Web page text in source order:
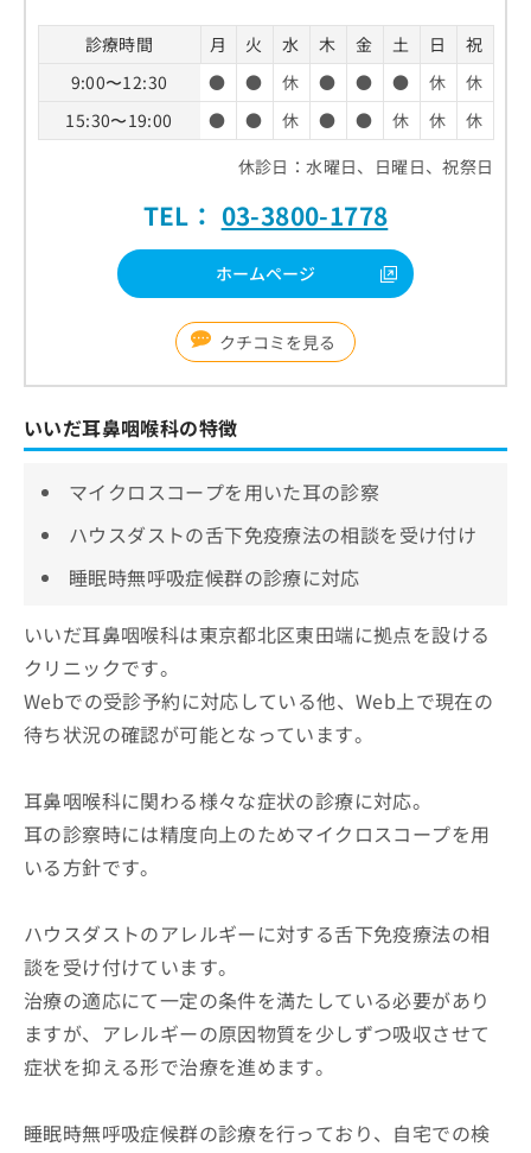
診療時間 月 火 水 木 金 土 日
祝
9:00〜12:30
● ● 休 ● ● ● 休
休
15:30〜19:00
● ● 休 ● ● 休 休
休
休診日：水曜日、日曜日、祝祭日
TEL： 03-3800-1778
ホームページ
クチコミを見る
いいだ耳鼻咽喉科の特徴
マイクロスコープを用いた耳の診察
ハウスダストの舌下免疫療法の相談を受け付け
睡眠時無呼吸症候群の診療に対応
いいだ耳鼻咽喉科は東京都北区東田端に拠点を設ける
クリニックです。
Webでの受診予約に対応している他、Web上で現在の
待ち状況の確認が可能となっています。
耳鼻咽喉科に関わる様々な症状の診療に対応。
耳の診察時には精度向上のためマイクロスコープを用
いる方針です。
ハウスダストのアレルギーに対する舌下免疫療法の相
談を受け付けています。
治療の適応にて一定の条件を満たしている必要があり
ますが、アレルギーの原因物質を少しずつ吸収させて
症状を抑える形で治療を進めます。
睡眠時無呼吸症候群の診療を行っており、自宅での検